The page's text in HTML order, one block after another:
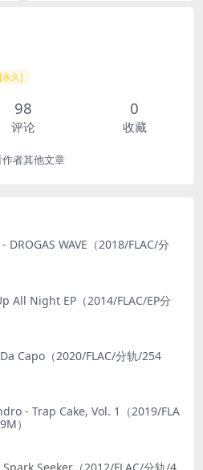
久]
98
评论
0
收藏
作者其他文章
DROGAS WAVE（2018/FLAC/分
All Night EP（2014/FLAC/EP分
Capo（2020/FLAC/分轨/254
- Trap Cake, Vol. 1（2019/FLA
）
Seeker（2012/FLAC/分轨/4